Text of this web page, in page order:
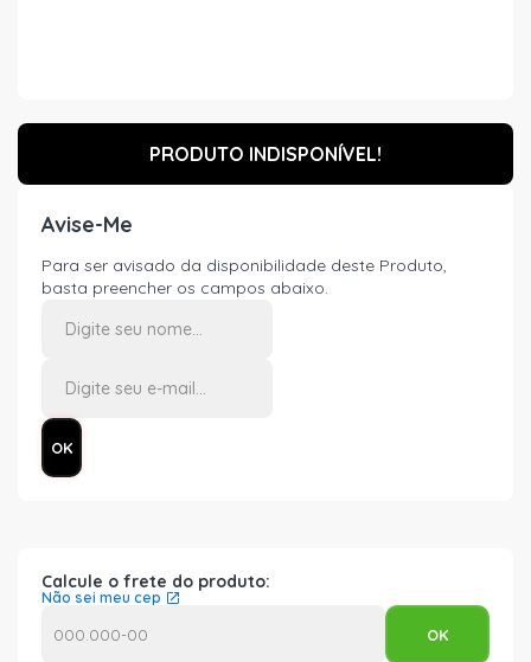
PRODUTO INDISPONÍVEL!
Avise-Me
Para ser avisado da disponibilidade deste Produto,
basta preencher os campos abaixo.
Calcule o frete do produto:
Não sei meu cep